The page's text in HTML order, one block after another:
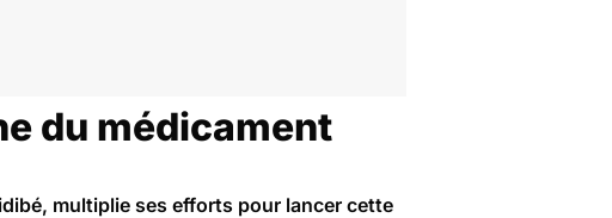
du médicament
multiplie ses efforts pour lancer cette